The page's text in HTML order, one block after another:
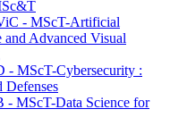
- MScT-Artificial
and Advanced Visual
- MScT-Cybersecurity :
Defenses
- MScT-Data Science for